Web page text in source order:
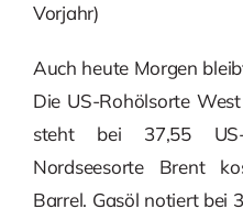
Vorjahr)
Auch heute Morgen
Die US-Rohölsorte
steht bei 37,55
Nordseesorte Brent
Barrel. Gasöl notiert bei